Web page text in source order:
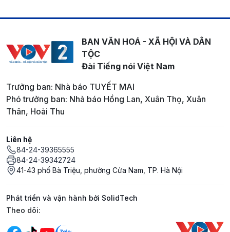
BAN VĂN HOÁ - XÃ HỘI VÀ DÂN
TỘC
Đài Tiếng nói Việt Nam
Trưởng ban: Nhà báo TUYẾT MAI
Phó trưởng ban: Nhà báo Hồng Lan, Xuân Thọ, Xuân
Thân, Hoài Thu
Liên hệ
84-24-39365555
84-24-39342724
41-43 phố Bà Triệu, phường Cửa Nam, TP. Hà Nội
Phát triển và vận hành bởi SolidTech
Mạng xã hội
Theo dõi: